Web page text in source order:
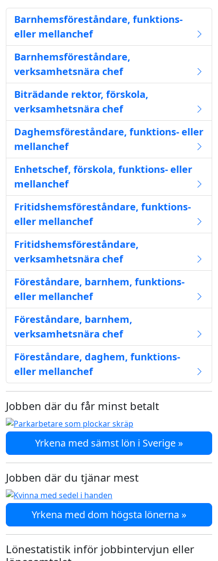
Barnhemsföreståndare, funktions-
eller mellanchef
Barnhemsföreståndare,
verksamhetsnära chef
Biträdande rektor, förskola,
verksamhetsnära chef
Daghemsföreståndare, funktions- eller
mellanchef
Enhetschef, förskola, funktions- eller
mellanchef
Fritidshemsföreståndare, funktions-
eller mellanchef
Fritidshemsföreståndare,
verksamhetsnära chef
Föreståndare, barnhem, funktions-
eller mellanchef
Föreståndare, barnhem,
verksamhetsnära chef
Föreståndare, daghem, funktions-
eller mellanchef
Jobben där du får minst betalt
Yrkena med sämst lön i Sverige »
Jobben där du tjänar mest
Yrkena med dom högsta lönerna »
Lönestatistik inför jobbintervjun eller